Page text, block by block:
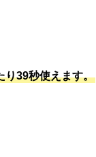
り39秒使えます。